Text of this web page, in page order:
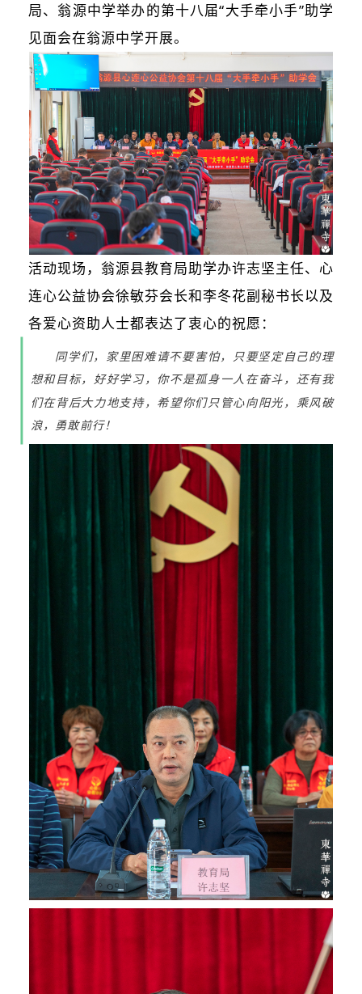
局、翁源中学举办的第十八届“大手牵小手”助学
见面会在翁源中学开展。
活动现场，翁源县教育局助学办许志坚主任、心
连心公益协会徐敏芬会长和李冬花副秘书长以及
各爱心资助人士都表达了衷心的祝愿：
同学们，家里困难请不要害怕，只要坚定自己的理
想和目标，好好学习，你不是孤身一人在奋斗，还有我
们在背后大力地支持，希望你们只管心向阳光，乘风破
浪，勇敢前行！